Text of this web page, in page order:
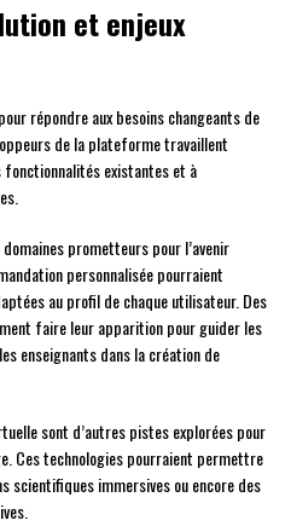
et enjeux
répondre aux besoins changeants de
de la plateforme travaillent
fonctionnalités existantes et à
prometteurs pour l’avenir
personnalisée pourraient
au profil de chaque utilisateur. Des
faire leur apparition pour guider les
enseignants dans la création de
sont d’autres pistes explorées pour
Ces technologies pourraient permettre
scientifiques immersives ou encore des